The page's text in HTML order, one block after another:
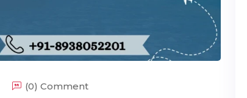
(0) Comment